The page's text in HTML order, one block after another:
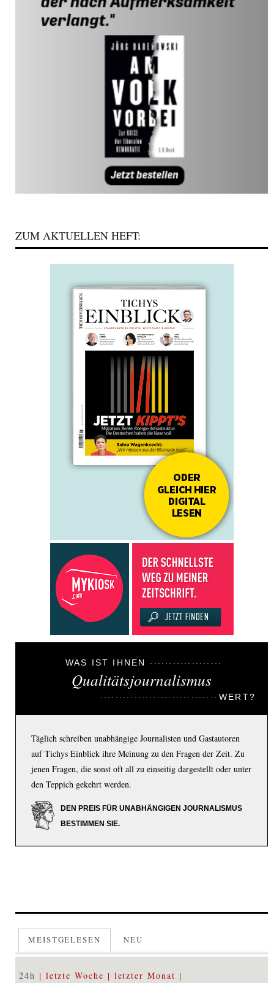
ZUM AKTUELLEN HEFT:
WAS IST IHNEN
Qualitätsjournalismus
WERT?
Täglich schreiben unabhängige Journalisten und Gastautoren
auf Tichys Einblick ihre Meinung zu den Fragen der Zeit. Zu
jenen Fragen, die sonst oft all zu einseitig dargestellt oder unter
den Teppich gekehrt werden.
DEN PREIS FÜR UNABHÄNGIGEN JOURNALISMUS
BESTIMMEN SIE.
MEISTGELESEN NEU
24h letzte Woche letzter Monat